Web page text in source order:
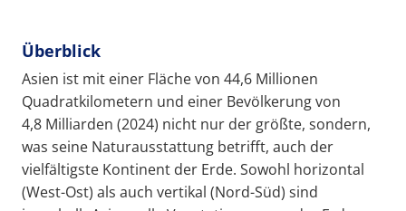
Überblick
Asien ist mit einer Fläche von 44,6 Millionen
Quadratkilometern und einer Bevölkerung von
4,8 Milliarden (2024) nicht nur der größte, sondern,
was seine Naturausstattung betrifft, auch der
vielfältigste Kontinent der Erde. Sowohl horizontal
(West-Ost) als auch vertikal (Nord-Süd) sind